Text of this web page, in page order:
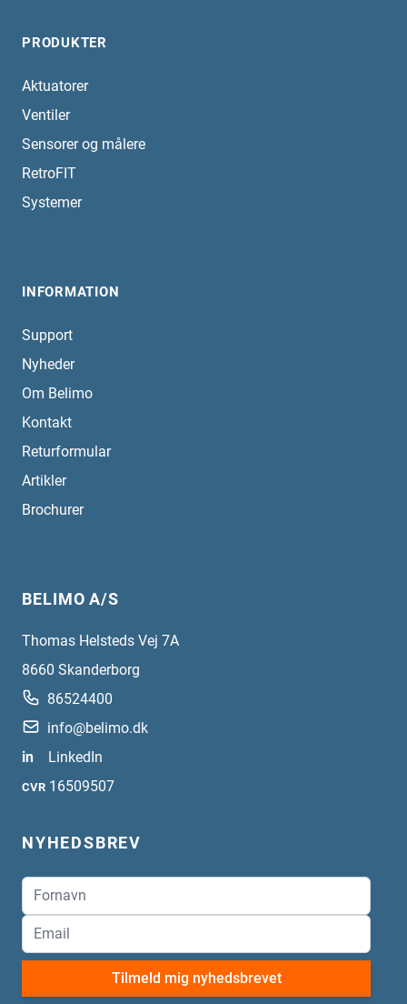
PRODUKTER
Aktuatorer
Ventiler
Sensorer og målere
RetroFIT
Systemer
INFORMATION
Support
Nyheder
Om Belimo
Kontakt
Returformular
Artikler
Brochurer
BELIMO A/S
Thomas Helsteds Vej 7A
8660 Skanderborg
86524400
info@belimo.dk
in
LinkedIn
CVR 16509507
NYHEDSBREV
Tilmeld mig nyhedsbrevet